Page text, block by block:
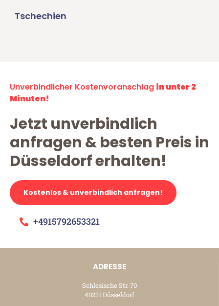
Tschechien
Unverbindlicher Kostenvoranschlag in unter 2
Minuten!
Jetzt unverbindlich
anfragen & besten Preis in
Düsseldorf erhalten!
Kostenlos & unverbindlich anfragen!
+4915792653321
ADRESSE
Schlesische Str. 70
40231 Düsseldorf